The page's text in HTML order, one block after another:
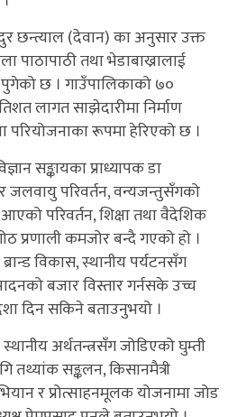
छन्त्याल (देवान) का अनुसार उक्त
पाठापाठी तथा भेडाबाख्रालाई
छ । गाउँपालिकाको ७०
लागत साझेदारीमा निर्माण
परियोजनाका रूपमा हेरिएको छ ।
सङ्कायका प्राध्यापक डा
जलवायु परिवर्तन, वन्यजन्तुसँगको
परिवर्तन, शिक्षा तथा वैदेशिक
प्रणाली कमजोर बन्दै गएको हो ।
विकास, स्थानीय पर्यटनसँग
बजार विस्तार गर्नसके उच्च
दिन सकिने बताउनुभयो ।
अर्थतन्त्रसँग जोडिएको घुम्ती
तथ्यांक सङ्कलन, किसानमैत्री
र प्रोत्साहनमूलक योजनामा जोड